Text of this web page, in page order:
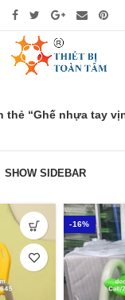
thẻ “Ghế nhựa tay
SHOW SIDEBAR
-16%